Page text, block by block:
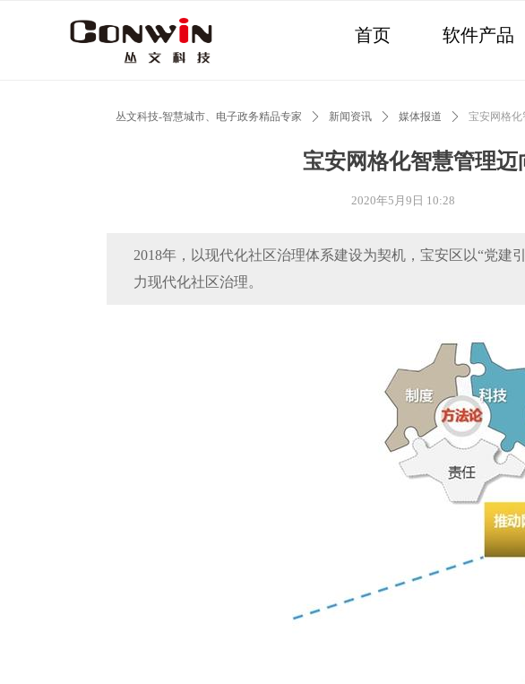
首页 软件产品
宝安网格化智慧管理
丛文科技-智慧城市、电子政务精品专家 ꄲ 新闻资讯 ꄲ 媒体报道 ꄲ 宝安网格化
2018年，以现代化社区治理体系建设为契机，宝安区以“党
力现代化社区治理。
2020年5月9日 10:28